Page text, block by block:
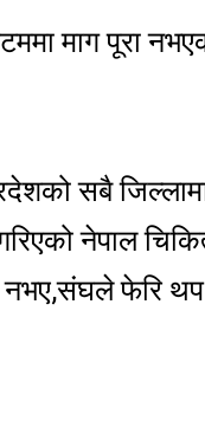
माग पूरा
सबै
नेपाल
नभए,संघले फेरि